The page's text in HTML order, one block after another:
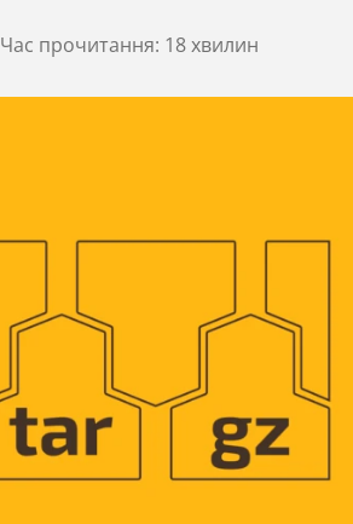
Час прочитання: 18 хвилин